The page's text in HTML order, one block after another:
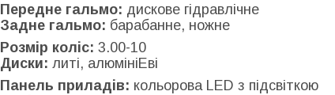
Передне гальмо: дискове гідравлічне
Задне гальмо: барабанне, ножне
Розмір коліс: 3.00-10
Диски: литі, алюмініЕві
Панель приладів: кольорова LED з підсвіткою